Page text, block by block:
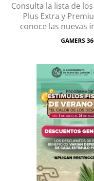
Consulta la lista de
Plus Extra y
conoce las nuevas
GAMERS